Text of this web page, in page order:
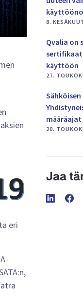
eri
8.
Qvalia on
käyttöön
27.
20.
Jaa